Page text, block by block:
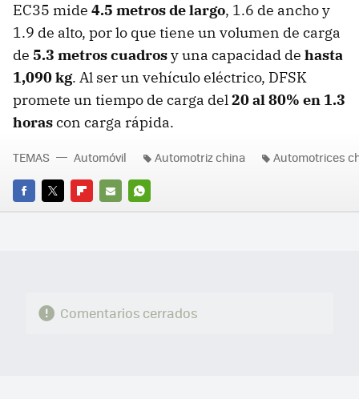
EC35 mide 4.5 metros de largo, 1.6 de ancho y
1.9 de alto, por lo que tiene un volumen de carga
de 5.3 metros cuadrosy una capacidad de hasta
1,090 kg. Al ser un vehículo eléctrico, DFSK
promete un tiempo de carga del20 al 80% en 1.3
horascon carga rápida.
FACEBOOK
TWITTERFLIPBOARD
E-
WHATSAPP
TEMAS Automóvil Automotriz china Automotrices
Comentarios cerrados